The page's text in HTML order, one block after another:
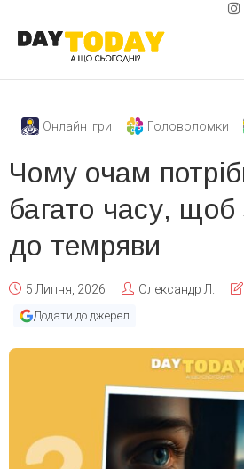
Онлайн Ігри Головоломки
Чому очам
багато часу, щоб
до темряви
5 Липня, 2026 Олександр Л.
Додати до джерел